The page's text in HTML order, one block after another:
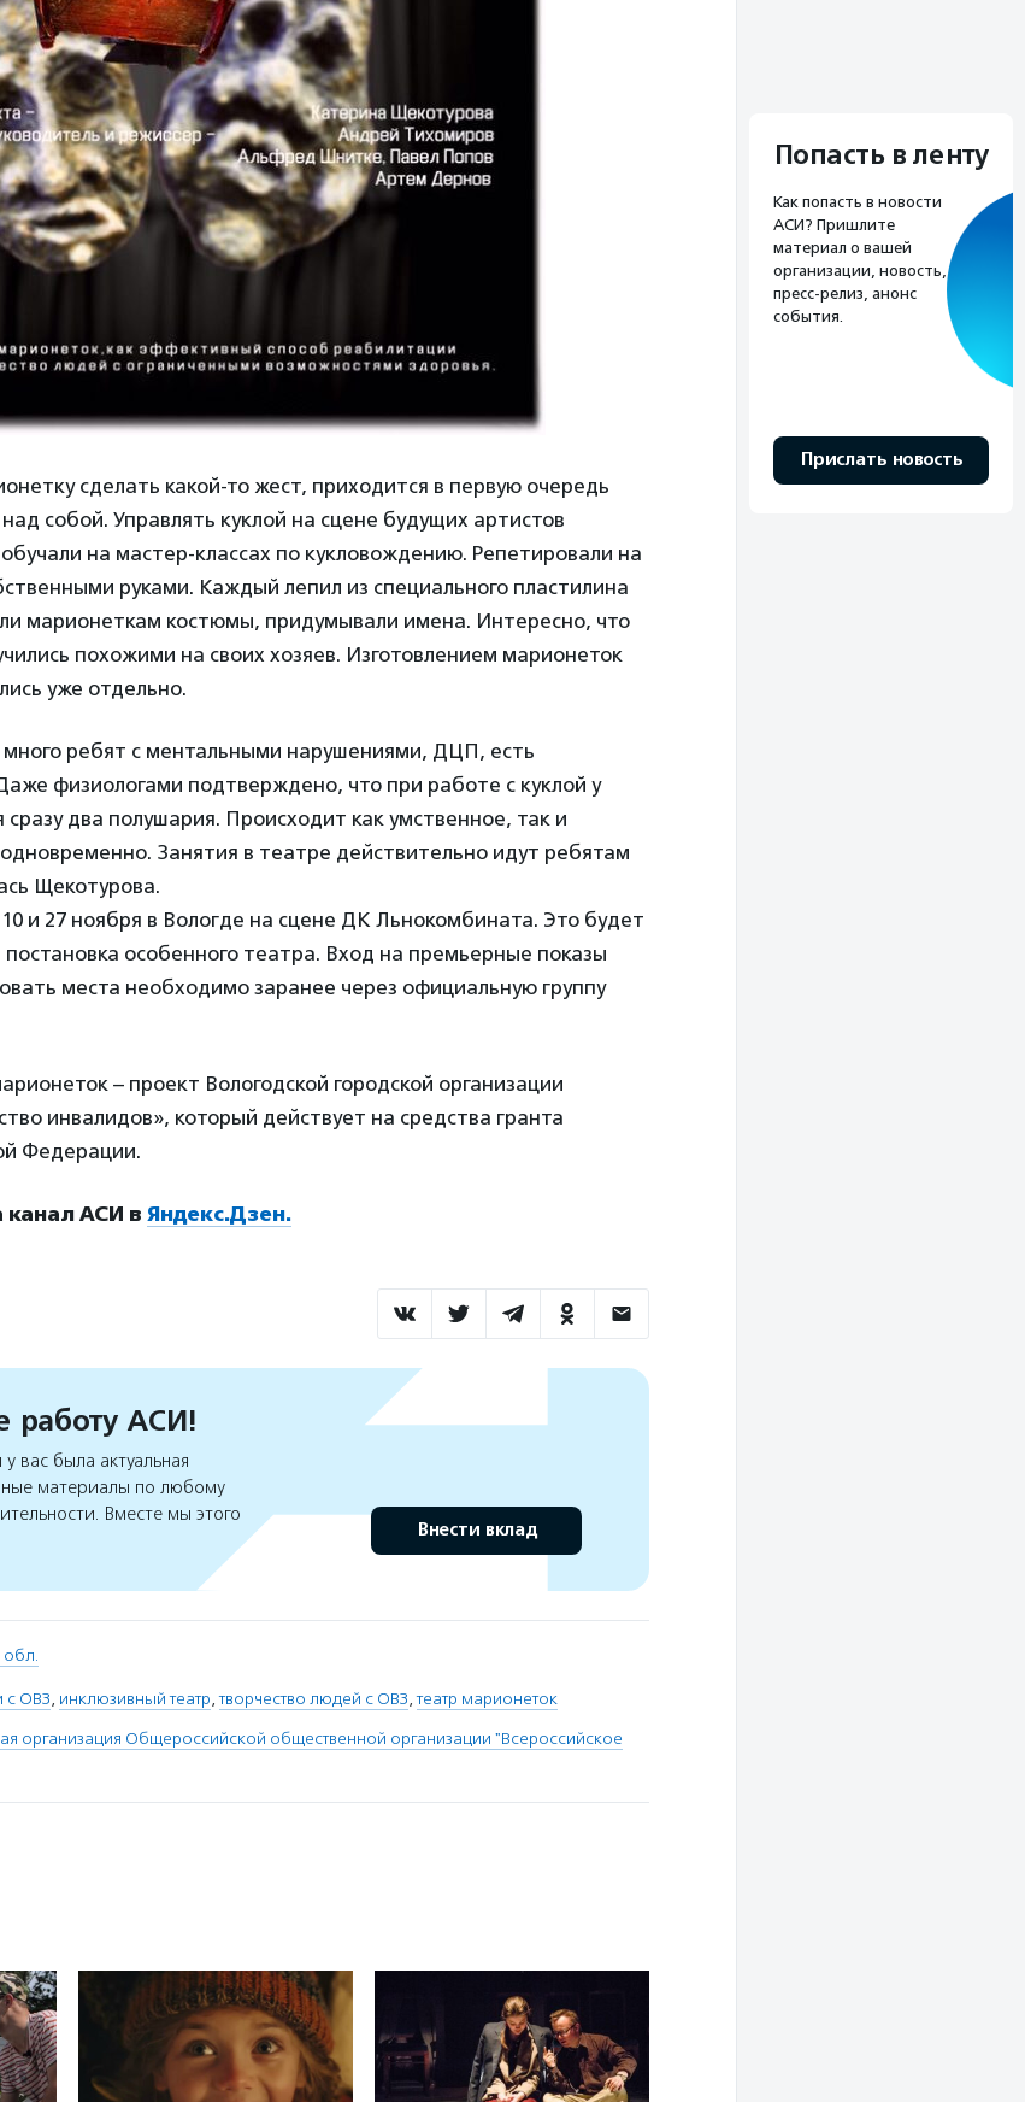
сделать какой-то жест, приходится в первую очередь
собой. Управлять куклой на сцене будущих артистов
на мастер-классах по кукловождению. Репетировали на
руками. Каждый лепил из специального пластилина
марионеткам костюмы, придумывали имена. Интересно, что
похожими на своих хозяев. Изготовлением марионеток
уже отдельно.
много ребят с ментальными нарушениями, ДЦП, есть
физиологами подтверждено, что при работе с куклой у
сразу два полушария. Происходит как умственное, так и
Занятия в театре действительно идут ребятам
Щекотурова.
и 27 ноября в Вологде на сцене ДК Льнокомбината. Это будет
особенного театра. Вход на премьерные показы
места необходимо заранее через официальную группу
– проект Вологодской городской организации
инвалидов», который действует на средства гранта
Федерации.
канал АСИ в Яндекс.Дзен.
работу АСИ!
вас была актуальная
материалы по любому
Вместе мы этого
Внести вклад
обл.
с ОВЗ, инклюзивный театр,творчество людей с ОВЗ,театр марионеток
организация Общероссийской общественной организации "Всероссийское
Попасть в ленту
Как попасть в новости
АСИ? Пришлите
материал о вашей
организации, новость,
пресс-релиз, анонс
события.
Прислать новость